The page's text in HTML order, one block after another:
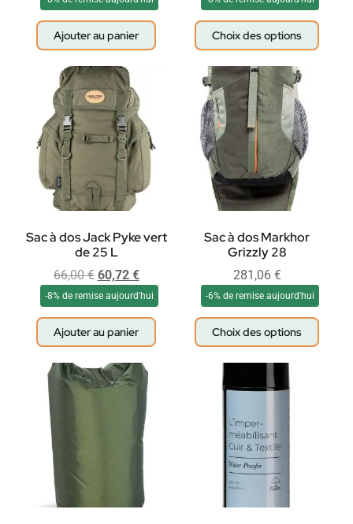
Ajouter au panier Choix des options
Sac à dos Jack Pyke vert
de 25 L
66,00€ 60,72 €
-8% de remise aujourd'hui
Ajouter au panier
Sac à dos Markhor
Grizzly 28
281,06 €
-6% de remise aujourd'hui
Choix des options